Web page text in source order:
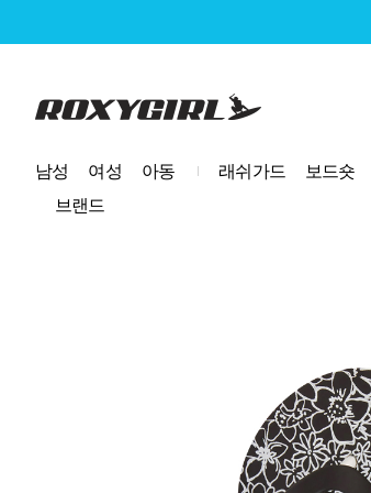
로고
남성 여성 아동 래쉬가드 보드숏
브랜드